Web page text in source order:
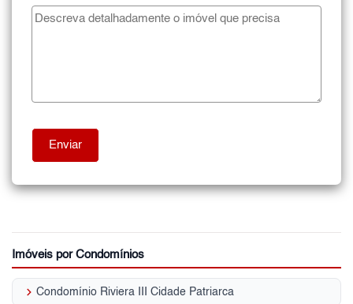
Imóveis por Condomínios
keyboard_arrow_right Condomínio Riviera III Cidade Patriarca